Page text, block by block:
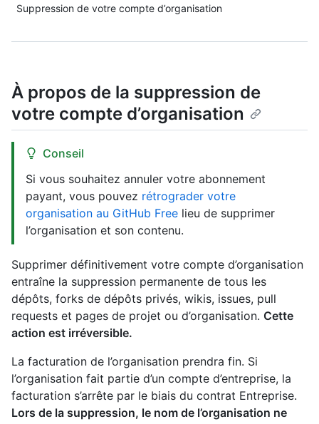
Suppression de votre compte d’organisation
À propos de la suppression de
votre compte d’organisation
Conseil
Si vous souhaitez annuler votre abonnement
payant, vous pouvez rétrograder votre
organisation au GitHub Free lieu de supprimer
l’organisation et son contenu.
Supprimer définitivement votre compte d’organisation
entraîne la suppression permanente de tous les
dépôts, forks de dépôts privés, wikis, issues, pull
requests et pages de projet ou d’organisation. Cette
action est irréversible.
La facturation de l’organisation prendra fin. Si
l’organisation fait partie d’un compte d’entreprise, la
facturation s’arrête par le biais du contrat Entreprise.
Lors de la suppression, le nom de l’organisation ne